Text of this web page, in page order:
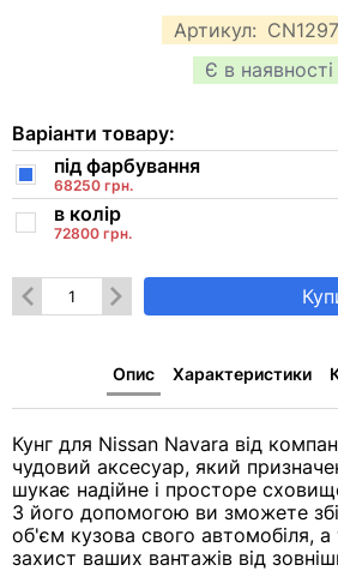
Артикул:
Є в наявності
Варіанти товару:
під фарбування
68250 грн.
в колір
72800 грн.
Опис Характеристики
Кунг для Nissan Navara від
чудовий аксесуар, який
шукає надійне і просторе
З його допомогою ви зможете
об'єм кузова свого автомобіля,
захист ваших вантажів від